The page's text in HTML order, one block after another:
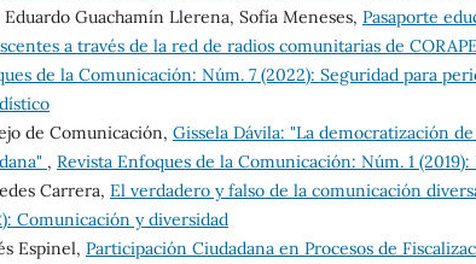
Eduardo Guachamín Llerena, Sofía Meneses, Pasaporte
a través de la red de radios comunitarias de
de la Comunicación: Núm. 7 (2022): Seguridad para
de Comunicación, Gissela Dávila: "La democratización
, Revista Enfoques de la Comunicación: Núm. 1
Carrera, El verdadero y falso de la comunicación
Comunicación y diversidad
Espinel, Participación Ciudadana en Procesos de